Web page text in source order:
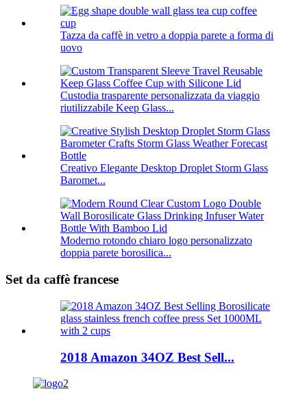
Tazza da caffè in vetro a doppia parete a forma di
uovo
Custodia trasparente personalizzata da viaggio
riutilizzabile Keep Glass...
Creativo Elegante Desktop Droplet Storm Glass
Baromet...
Moderno rotondo chiaro logo personalizzato
doppia parete borosilica...
Set da caffè francese
2018 Amazon 34OZ Best Sell...